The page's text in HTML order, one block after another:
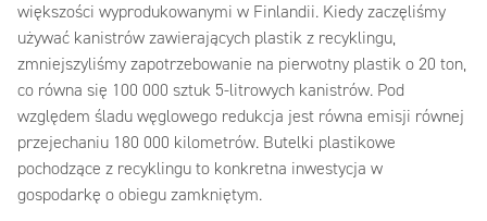
większości wyprodukowanymi w Finlandii. Kiedy zaczęliśmy
używać kanistrów zawierających plastik z recyklingu,
zmniejszyliśmy zapotrzebowanie na pierwotny plastik o 20 ton,
co równa się 100 000 sztuk 5-litrowych kanistrów. Pod
względem śladu węglowego redukcja jest równa emisji równej
przejechaniu 180 000 kilometrów. Butelki plastikowe
pochodzące z recyklingu to konkretna inwestycja w
gospodarkę o obiegu zamkniętym.